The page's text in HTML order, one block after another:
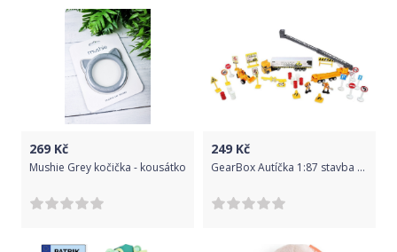
269 Kč
Mushie Grey kočička - kousátko
249 Kč
GearBox Autíčka 1:87 stavba 32ks kov